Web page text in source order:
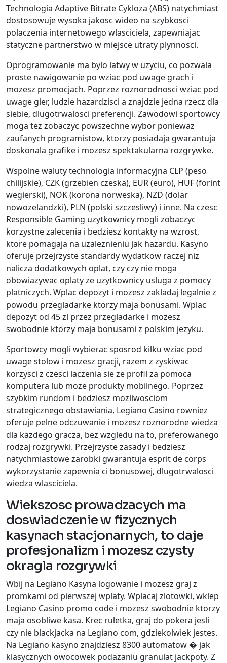
Technologia Adaptive Bitrate Cykloza (ABS) natychmiast
dostosowuje wysoka jakosc wideo na szybkosci
polaczenia internetowego wlasciciela, zapewniajac
statyczne partnerstwo w miejsce utraty plynnosci.
Oprogramowanie ma bylo latwy w uzyciu, co pozwala
proste nawigowanie po wziac pod uwage grach i
mozesz promocjach. Poprzez roznorodnosci wziac pod
uwage gier, ludzie hazardzisci a znajdzie jedna rzecz dla
siebie, dlugotrwalosci preferencji. Zawodowi sportowcy
moga tez zobaczyc powszechne wybor poniewaz
zaufanych programistow, ktorzy posiadaja gwarantuja
doskonala grafike i mozesz spektakularna rozgrywke.
Wspolne waluty technologia informacyjna CLP (peso
chilijskie), CZK (grzebien czeska), EUR (euro), HUF (forint
wegierski), NOK (korona norweska), NZD (dolar
nowozelandzki), PLN (polski szczesliwy) i inne. Na czesc
Responsible Gaming uzytkownicy mogli zobaczyc
korzystne zalecenia i bedziesz kontakty na wzrost,
ktore pomagaja na uzaleznieniu jak hazardu. Kasyno
oferuje przejrzyste standardy wydatkow raczej niz
nalicza dodatkowych oplat, czy czy nie moga
obowiazywac oplaty ze uzytkownicy usluga z pomocy
platniczych. Wplac depozyt i mozesz zakladaj legalnie z
powodu przegladarke ktorzy maja bonusami. Wplac
depozyt od 45 zl przez przegladarke i mozesz
swobodnie ktorzy maja bonusami z polskim jezyku.
Sportowcy mogli wybierac sposrod kilku wziac pod
uwage stolow i mozesz gracji, razem z zyskiwac
korzysci z czesci laczenia sie ze profil za pomoca
komputera lub moze produkty mobilnego. Poprzez
szybkim rundom i bedziesz mozliwosciom
strategicznego obstawiania, Legiano Casino rowniez
oferuje pelne odczuwanie i mozesz roznorodne wiedza
dla kazdego gracza, bez wzgledu na to, preferowanego
rodzaj rozgrywki. Przejrzyste zasady i bedziesz
natychmiastowe zarobki gwarantuja esprit de corps
wykorzystanie zapewnia ci bonusowej, dlugotrwalosci
wiedza wlasciciela.
Wiekszosc prowadzacych ma
doswiadczenie w fizycznych
kasynach stacjonarnych, to daje
profesjonalizm i mozesz czysty
okragla rozgrywki
Wbij na Legiano Kasyna logowanie i mozesz graj z
promkami od pierwszej wplaty. Wplacaj zlotowki, wklep
Legiano Casino promo code i mozesz swobodnie ktorzy
maja osobliwe kasa. Krec ruletka, graj do pokera jesli
czy nie blackjacka na Legiano com, gdziekolwiek jestes.
Na Legiano kasyno znajdziesz 8300 automatow � jak
klasycznych owocowek podazaniu granulat jackpoty. Z